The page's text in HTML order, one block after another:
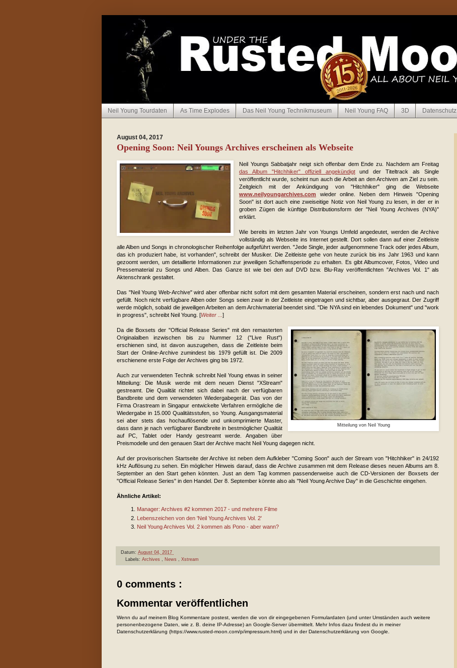
Neil Young Tourdaten As Time Explodes Das Neil Young Technikmuseum Neil Young FAQ 3D Datenschutz
August 04, 2017
Opening Soon: Neil Youngs Archives erscheinen als Webseite
Neil Youngs Sabbatjahr neigt sich offenbar dem Ende zu. Nachdem am Freitag
das Album "Hitchhiker" offiziell angekündigtund der Titeltrack als Single
veröffentlicht wurde, scheint nun auch die Arbeit an den Archiven am Ziel zu sein.
Zeitgleich mit der Ankündigung von "Hitchhiker" ging die Webseite
www.neilyoungarchives.com wieder online. Neben dem Hinweis "Opening
Soon" ist dort auch eine zweiseitige Notiz von Neil Young zu lesen, in der er in
groben Zügen die künftige Distributionsform der "Neil Young Archives (NYA)"
erklärt.
Wie bereits im letzten Jahr von Youngs Umfeld angedeutet, werden die Archive
vollständig als Webseite ins Internet gestellt. Dort sollen dann auf einer Zeitleiste
alle Alben und Songs in chronologischer Reihenfolge aufgeführt werden. "Jede Single, jeder aufgenommene Track oder jedes Album,
das ich produziert habe, ist vorhanden", schreibt der Musiker. Die Zeitleiste gehe von heute zurück bis ins Jahr 1963 und kann
gezoomt werden, um detaillierte Informationen zur jeweiligen Schaffensperiode zu erhalten. Es gibt Albumcover, Fotos, Video und
Pressematerial zu Songs und Alben. Das Ganze ist wie bei den auf DVD bzw. Blu-Ray veröffentlichten "Archives Vol. 1" als
Aktenschrank gestaltet.
Das "Neil Young Web-Archive" wird aber offenbar nicht sofort mit dem gesamten Material erscheinen, sondern erst nach und nach
gefüllt. Noch nicht verfügbare Alben oder Songs seien zwar in der Zeitleiste eingetragen und sichtbar, aber ausgegraut. Der Zugriff
werde möglich, sobald die jeweiligen Arbeiten an dem Archivmaterial beendet sind. "Die NYA sind ein lebendes Dokument" und "work
in progress", schreibt Neil Young. [Weiter ... ]
Mitteilung von Neil Young
Da die Boxsets der "Official Release Series" mit den remasterten
Originalalben inzwischen bis zu Nummer 12 ("Live Rust")
erschienen sind, ist davon auszugehen, dass die Zeitleiste beim
Start der Online-Archive zumindest bis 1979 gefüllt ist. Die 2009
erschienene erste Folge der Archives ging bis 1972.
Auch zur verwendeten Technik schreibt Neil Young etwas in seiner
Mitteilung: Die Musik werde mit dem neuen Dienst "XStream"
gestreamt. Die Qualität richtet sich dabei nach der verfügbaren
Bandbreite und dem verwendeten Wiedergabegerät. Das von der
Firma Orastream in Singapur entwickelte Verfahren ermögliche die
Wiedergabe in 15.000 Qualitätsstufen, so Young. Ausgangsmaterial
sei aber stets das hochauflösende und unkomprimierte Master,
dass dann je nach verfügbarer Bandbreite in bestmöglicher Qualität
auf PC, Tablet oder Handy gestreamt werde. Angaben über
Preismodelle und den genauen Start der Archive macht Neil Young dagegen nicht.
Auf der provisorischen Startseite der Archive ist neben dem Aufkleber "Coming Soon" auch der Stream von "Hitchhiker" in 24/192
kHz Auflösung zu sehen. Ein möglicher Hinweis darauf, dass die Archive zusammen mit dem Release dieses neuen Albums am 8.
September an den Start gehen könnten. Just an dem Tag kommen passenderweise auch die CD-Versionen der Boxsets der
"Official Release Series" in den Handel. Der 8. September könnte also als "Neil Young Archive Day" in die Geschichte eingehen.
Ähnliche Artikel:
Manager: Archives #2 kommen 2017 - und mehrere Filme
Lebenszeichen von den 'Neil Young Archives Vol. 2'
Neil Young Archives Vol. 2 kommen als Pono - aber wann?
Datum: August 04, 2017
Labels: Archives , News , Xstream
0 comments :
Kommentar veröffentlichen
Wenn du auf meinem Blog Kommentare postest, werden die von dir eingegebenen Formulardaten (und unter Umständen auch weitere
personenbezogene Daten, wie z. B. deine IP-Adresse) an Google-Server übermittelt. Mehr Infos dazu findest du in meiner
Datenschutzerklärung (https://www.rusted-moon.com/p/impressum.html) und in der Datenschutzerklärung von Google.